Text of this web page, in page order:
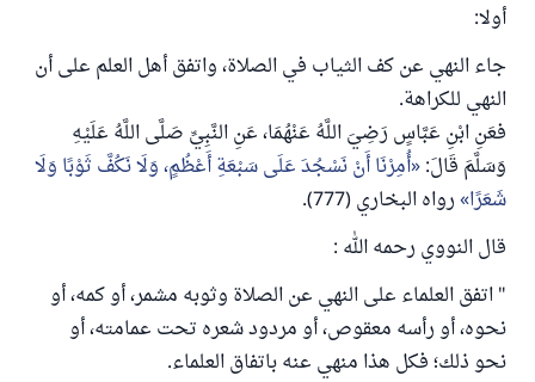
أولا:
جاء النهي عن كف الثياب في الصلاة، واتفق أهل العلم على أن
النهي للكراهة.
فعَنِ ابْنِ عَبَّاسٍ رَضِيَ اللَّهُ عَنْهُمَا، عَنِ النَّبِيِّ صَلَّى اللَّهُ عَلَيْهِ
وَسَلَّمَ قَالَ: أُمِرْنَا أَنْ نَسْجُدَ عَلَى سَبْعَةِ أَعْظُمٍ، ‌وَلَا ‌نَكُفَّ ‌ثَوْبًا ‌وَلَا
‌شَعَرًا رواه البخاري (777).
قال النووي رحمه الله :
" اتفق العلماء على النهي عن الصلاة وثوبه مشمر، أو كمه، أو
نحوه، أو رأسه معقوص، أو مردود شعره تحت عمامته، أو
نحو ذلك؛ فكل هذا منهي عنه باتفاق العلماء.